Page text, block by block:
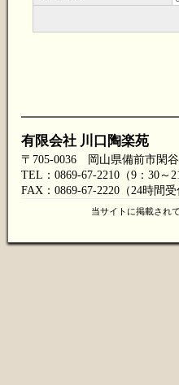
有限会社 川口陶楽苑
〒705-0036 岡山県備前市閑谷
TEL：0869-67-2210（9：30～
FAX：0869-67-2220（24時間受
当サイトに掲載され